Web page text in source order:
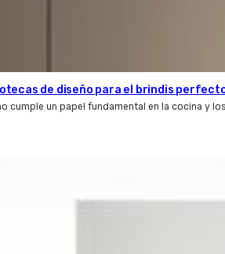
de diseño para el brindis
cumple un papel fundamental en la cocina y